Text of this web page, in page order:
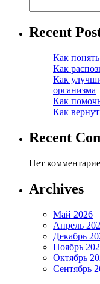
Recent
Как
Как
Как
организма
Как
Как
Recent
Нет
Archives
Май 2026
Апрель
Декабрь
Ноябрь
Октябрь
Сентябрь